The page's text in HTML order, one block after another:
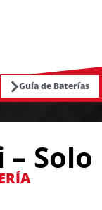
Guía de Baterías
– Solo